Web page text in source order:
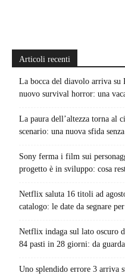
Articoli recenti
La bocca del diavolo arriva su
nuovo survival horror: una
La paura dell’altezza torna al
scenario: una nuova sfida
Sony ferma i film sui
progetto è in sviluppo: cosa
Netflix saluta 16 titoli ad
catalogo: le date da segnare
Netflix indaga sul lato
84 pasti in 28 giorni: da
Uno splendido errore 3 arriva